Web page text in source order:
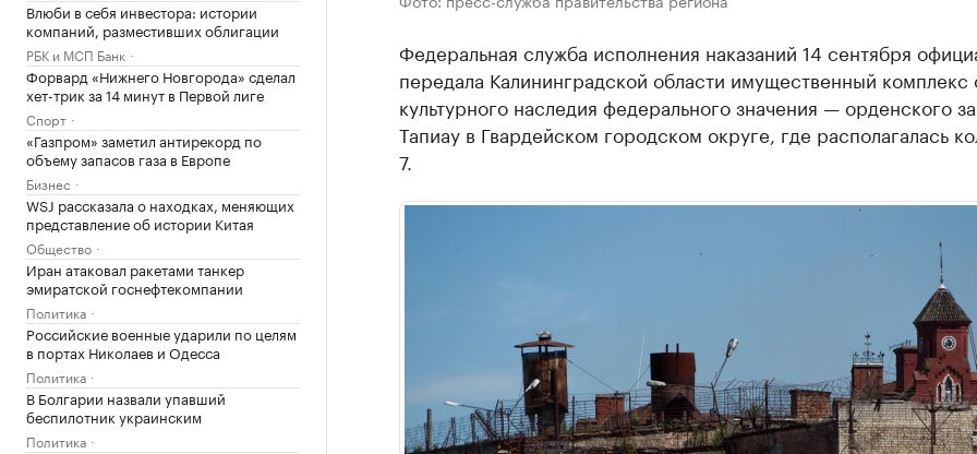
Влюби в себя инвестора: истории
компаний, разместивших облигации
РБК и МСП Банк
Форвард «Нижнего Новгорода» сделал
хет-трик за 14 минут в Первой лиге
Спорт
«Газпром» заметил антирекорд по
объему запасов газа в Европе
Бизнес
WSJ рассказала о находках, меняющих
представление об истории Китая
Общество
Иран атаковал ракетами танкер
эмиратской госнефтекомпании
Политика
Российские военные ударили по целям
в портах Николаев и Одесса
Политика
В Болгарии назвали упавший
беспилотник украинским
Политика
Федеральная служба исполнения наказаний 14 сентября
передала Калининградской области имущественный комплекс
культурного наследия федерального значения — орденского
Тапиау в Гвардейском городском округе, где располагалась
7.